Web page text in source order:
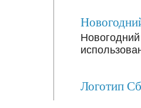
Логотип